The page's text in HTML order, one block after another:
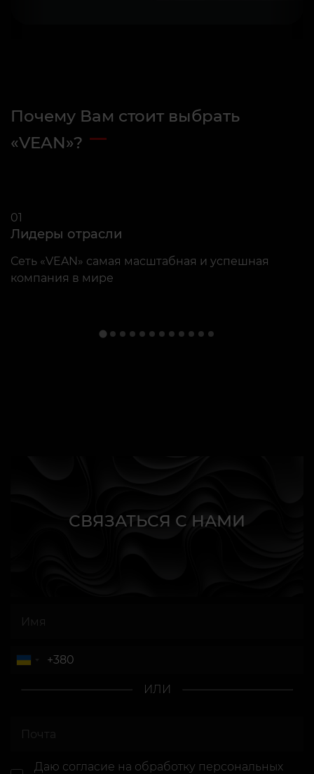
Почему Вам стоит выбрать
«VEAN»?
01
Лидеры отрасли
Сеть «VEAN» самая масштабная и успешная
компания в мире
СВЯЗАТЬСЯ С НАМИ
ИЛИ
Даю согласие на обработку персональных